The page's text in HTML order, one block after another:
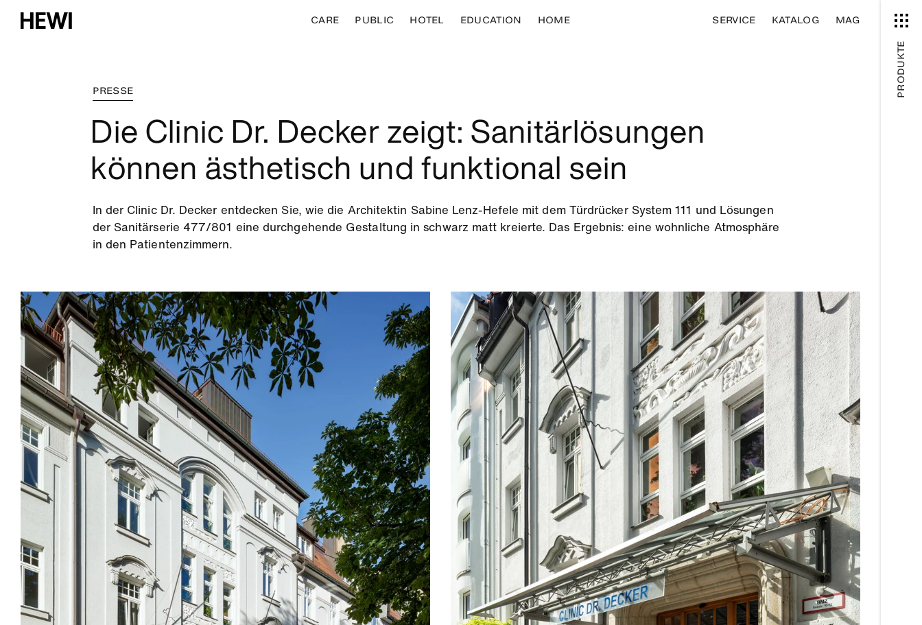
CARE PUBLIC HOTEL EDUCATION HOME SERVICE KATALOG MAG
PRESSE
Die Clinic Dr. Decker zeigt: Sanitärlösungen
können ästhetisch und funktional sein
In der Clinic Dr. Decker entdecken Sie, wie die Architektin Sabine Lenz-Hefele mit dem Türdrücker System 111 und Lösungen
der Sanitärserie 477/801 eine durchgehende Gestaltung in schwarz matt kreierte. Das Ergebnis: eine wohnliche Atmosphäre
in den Patientenzimmern.
PRODUKTE